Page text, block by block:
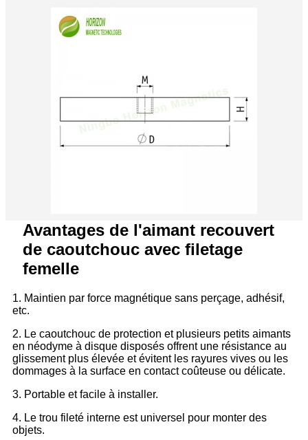
Avantages de l'aimant recouvert
de caoutchouc avec filetage
femelle
1. Maintien par force magnétique sans perçage, adhésif,
etc.
2. Le caoutchouc de protection et plusieurs petits aimants
en néodyme à disque disposés offrent une résistance au
glissement plus élevée et évitent les rayures vives ou les
dommages à la surface en contact coûteuse ou délicate.
3. Portable et facile à installer.
4. Le trou fileté interne est universel pour monter des
objets.